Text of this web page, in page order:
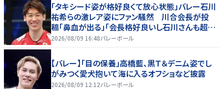
「タキシード姿が格好良くて放心状態」バレー石川
祐希らの激レア姿にファン騒然 川合会長が投
稿「鼻血が出る」「会長格好良いし石川さんも超格
好いい」
2026/08/09 16:48バレーボール
【バレー】「目の保養」高橋藍、黒Ｔ＆デニム姿でし
がみつく愛犬抱いて海に入るオフショなど披露
2026/08/09 12:12バレーボール